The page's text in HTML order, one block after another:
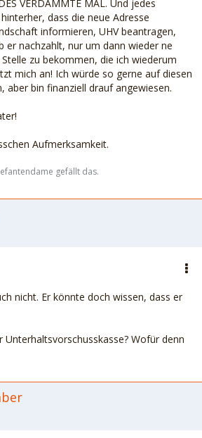
VERDAMMTE MAL. Und jedes
dass die neue Adresse
informieren, UHV beantragen,
er nachzahlt, nur um dann wieder ne
zu bekommen, die ich wiederum
mich an! Ich würde so gerne auf diesen
aber bin finanziell drauf angewiesen.
Aufmerksamkeit.
gefällt das.
nicht. Er könnte doch wissen, dass er
Unterhaltsvorschusskasse? Wofür denn